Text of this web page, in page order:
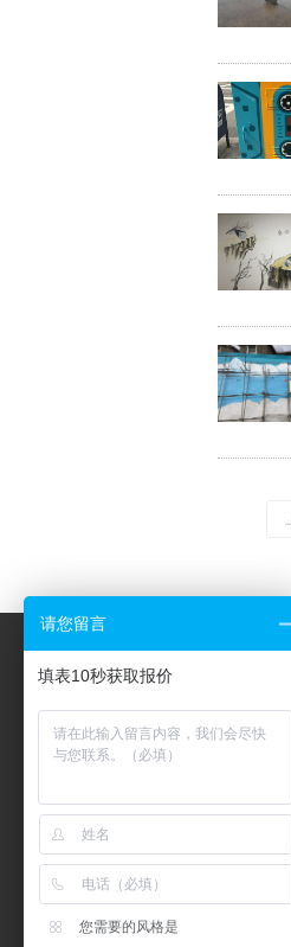
请您留言
填表10秒获取报价
您需要的风格是